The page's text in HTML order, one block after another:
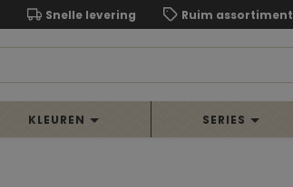
Snelle levering Ruim assortiment
KLEUREN SERIES